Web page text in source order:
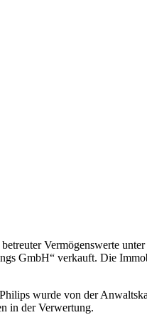
Vermögenswerte
GmbH“ verkauft. Die
wurde von der
in der Verwertung.